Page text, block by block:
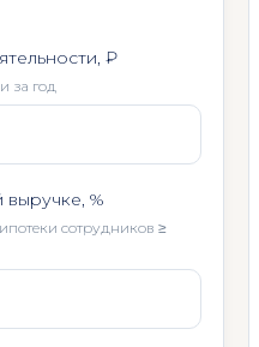
₽
за год
%
сотрудников ≥